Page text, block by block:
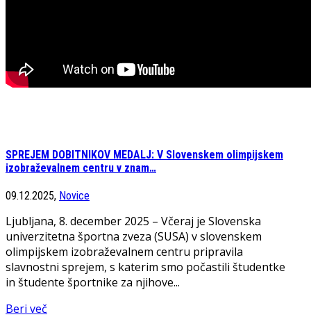
SPREJEM DOBITNIKOV MEDALJ: V Slovenskem olimpijskem
izobraževalnem centru v znam…
09.12.2025, Novice
Ljubljana, 8. december 2025 – Včeraj je Slovenska
univerzitetna športna zveza (SUSA) v slovenskem
olimpijskem izobraževalnem centru pripravila
slavnostni sprejem, s katerim smo počastili študentke
in študente športnike za njihove...
Beri več